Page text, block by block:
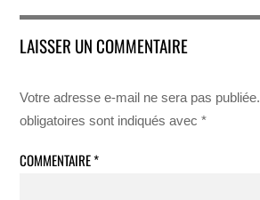
LAISSER UN COMMENTAIRE
Votre adresse e-mail ne sera pas publiée.
obligatoires sont indiqués avec*
COMMENTAIRE*